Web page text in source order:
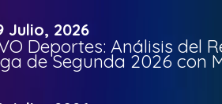
Julio, 2026
Deportes: Análisis del
de Segunda 2026 con